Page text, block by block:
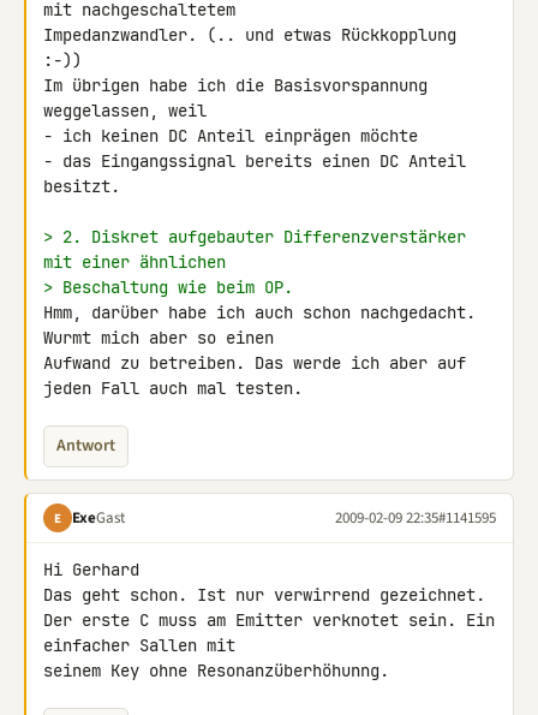
mit nachgeschaltetem
Impedanzwandler. (.. und etwas Rückkopplung
:-))
Im übrigen habe ich die Basisvorspannung
weggelassen, weil
- ich keinen DC Anteil einprägen möchte
- das Eingangssignal bereits einen DC Anteil
besitzt.
> 2. Diskret aufgebauter Differenzverstärker
mit einer ähnlichen
> Beschaltung wie beim OP.
Hmm, darüber habe ich auch schon nachgedacht.
Wurmt mich aber so einen
Aufwand zu betreiben. Das werde ich aber auf
jeden Fall auch mal testen.
Antwort
E ExeGast 2009-02-09 22:35#1141595
Hi Gerhard
Das geht schon. Ist nur verwirrend gezeichnet.
Der erste C muss am Emitter verknotet sein. Ein
einfacher Sallen mit
seinem Key ohne Resonanzüberhöhunng.